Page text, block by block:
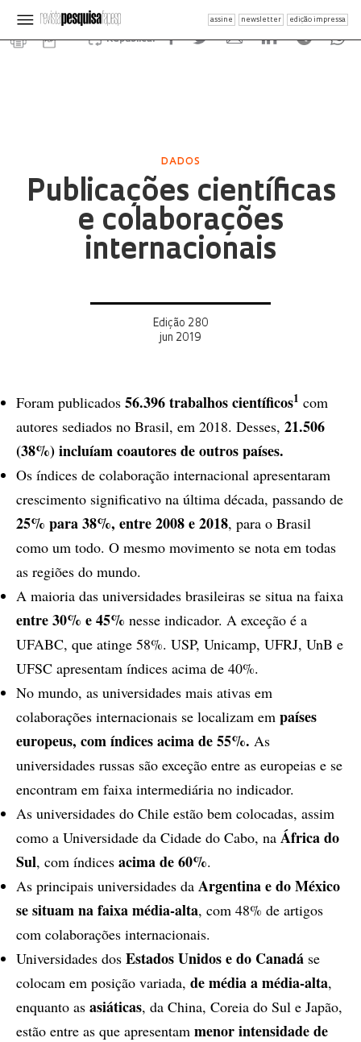
assine newsletter edição impressa
Republicar
DADOS
Publicações científicas
e colaborações
internacionais
Edição 280
jun 2019
Foram publicados 56.396 trabalhos científicos1 com
autores sediados no Brasil, em 2018. Desses, 21.506
(38%) incluíam coautores de outros países.
Os índices de colaboração internacional apresentaram
crescimento significativo na última década, passando de
25% para 38%, entre 2008 e 2018, para o Brasil
como um todo. O mesmo movimento se nota em todas
as regiões do mundo.
A maioria das universidades brasileiras se situa na faixa
entre 30% e 45% nesse indicador. A exceção é a
UFABC, que atinge 58%. USP, Unicamp, UFRJ, UnB e
UFSC apresentam índices acima de 40%.
No mundo, as universidades mais ativas em
colaborações internacionais se localizam em países
europeus, com índices acima de 55%. As
universidades russas são exceção entre as europeias e se
encontram em faixa intermediária no indicador.
As universidades do Chile estão bem colocadas, assim
como a Universidade da Cidade do Cabo, na África do
Sul, com índices acima de 60%.
As principais universidades da Argentina e do México
se situam na faixa média-alta, com 48% de artigos
com colaborações internacionais.
Universidades dos Estados Unidos e do Canadá se
colocam em posição variada, de média a média-alta,
enquanto as asiáticas, da China, Coreia do Sul e Japão,
estão entre as que apresentam menor intensidade de